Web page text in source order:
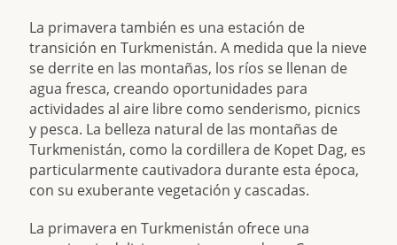
La primavera también es una estación de
transición en Turkmenistán. A medida que la nieve
se derrite en las montañas, los ríos se llenan de
agua fresca, creando oportunidades para
actividades al aire libre como senderismo, picnics
y pesca. La belleza natural de las montañas de
Turkmenistán, como la cordillera de Kopet Dag, es
particularmente cautivadora durante esta época,
con su exuberante vegetación y cascadas.
La primavera en Turkmenistán ofrece una